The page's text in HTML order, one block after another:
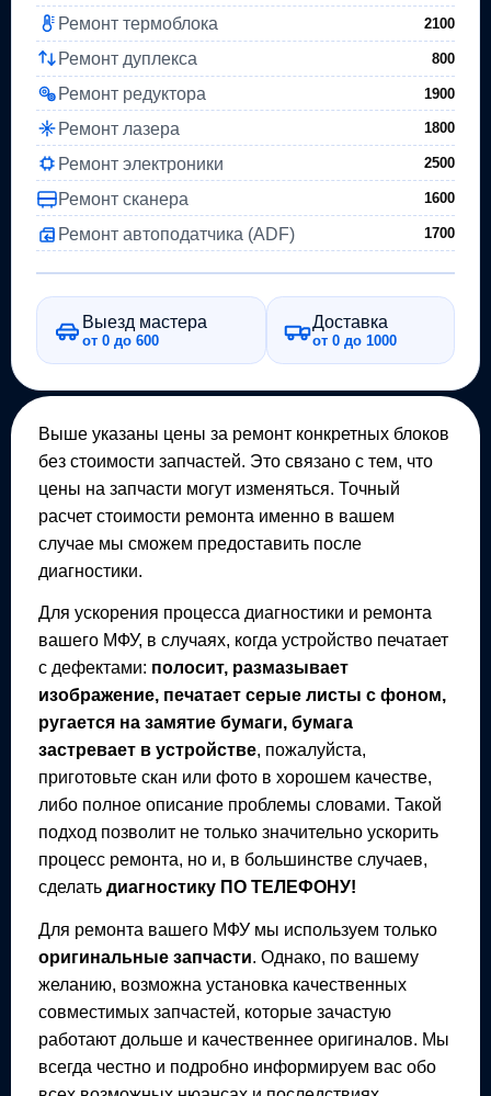
Ремонт термоблока 2100
Ремонт дуплекса 800
Ремонт редуктора 1900
Ремонт лазера 1800
Ремонт электроники 2500
Ремонт сканера 1600
Ремонт автоподатчика (ADF) 1700
Выезд мастера
от 0 до 600
Доставка
от 0 до 1000
Выше указаны цены за ремонт конкретных блоков
без стоимости запчастей. Это связано с тем, что
цены на запчасти могут изменяться. Точный
расчет стоимости ремонта именно в вашем
случае мы сможем предоставить после
диагностики.
Для ускорения процесса диагностики и ремонта
вашего МФУ, в случаях, когда устройство печатает
с дефектами: полосит, размазывает
изображение, печатает серые листы с фоном,
ругается на замятие бумаги, бумага
застревает в устройстве, пожалуйста,
приготовьте скан или фото в хорошем качестве,
либо полное описание проблемы словами. Такой
подход позволит не только значительно ускорить
процесс ремонта, но и, в большинстве случаев,
сделать диагностику ПО ТЕЛЕФОНУ!
Для ремонта вашего МФУмы используем только
оригинальные запчасти. Однако, по вашему
желанию, возможна установка качественных
совместимых запчастей, которые зачастую
работают дольше и качественнее оригиналов. Мы
всегда честно и подробно информируем вас обо